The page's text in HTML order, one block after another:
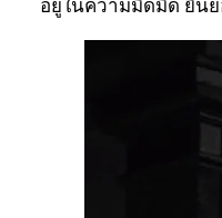
อยู่ในความมิดมิด ยิน